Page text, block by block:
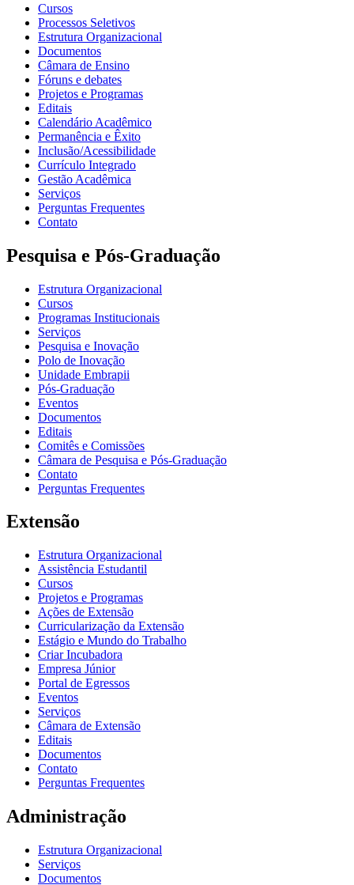
Cursos
Processos Seletivos
Estrutura Organizacional
Documentos
Câmara de Ensino
Fóruns e debates
Projetos e Programas
Editais
Calendário Acadêmico
Permanência e Êxito
Inclusão/Acessibilidade
Currículo Integrado
Gestão Acadêmica
Serviços
Perguntas Frequentes
Contato
Pesquisa e Pós-Graduação
Estrutura Organizacional
Cursos
Programas Institucionais
Serviços
Pesquisa e Inovação
Polo de Inovação
Unidade Embrapii
Pós-Graduação
Eventos
Documentos
Editais
Comitês e Comissões
Câmara de Pesquisa e Pós-Graduação
Contato
Perguntas Frequentes
Extensão
Estrutura Organizacional
Assistência Estudantil
Cursos
Projetos e Programas
Ações de Extensão
Curricularização da Extensão
Estágio e Mundo do Trabalho
Criar Incubadora
Empresa Júnior
Portal de Egressos
Eventos
Serviços
Câmara de Extensão
Editais
Documentos
Contato
Perguntas Frequentes
Administração
Estrutura Organizacional
Serviços
Documentos